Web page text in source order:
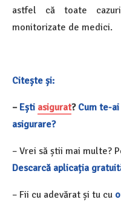
astfel că toate
monitorizate de medici.
Citește și:
– Ești asigurat? Cum te-ai
asigurare?
– Vrei să știi mai multe?
Descarcă aplicația
– Fii cu adevărat și tu cu